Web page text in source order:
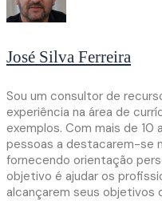
José Silva Ferreira
Sou um consultor de
experiência na área de
exemplos. Com mais de 10
pessoas a destacarem-se
fornecendo orientação
objetivo é ajudar os
alcançarem seus objetivos